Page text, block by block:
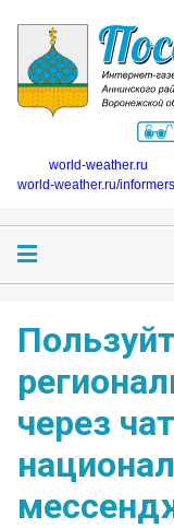
world-weather.ru
world-weather.ru/
через